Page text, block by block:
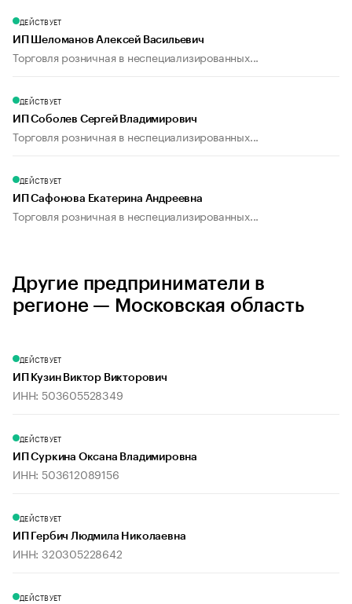
ДЕЙСТВУЕТ
ИП Шеломанов Алексей Васильевич
Торговля розничная в неспециализированных...
ДЕЙСТВУЕТ
ИП Соболев Сергей Владимирович
Торговля розничная в неспециализированных...
ДЕЙСТВУЕТ
ИП Сафонова Екатерина Андреевна
Торговля розничная в неспециализированных...
Другие предприниматели в
регионе — Московская область
ДЕЙСТВУЕТ
ИП Кузин Виктор Викторович
ИНН: 503605528349
ДЕЙСТВУЕТ
ИП Суркина Оксана Владимировна
ИНН: 503612089156
ДЕЙСТВУЕТ
ИП Гербич Людмила Николаевна
ИНН: 320305228642
ДЕЙСТВУЕТ